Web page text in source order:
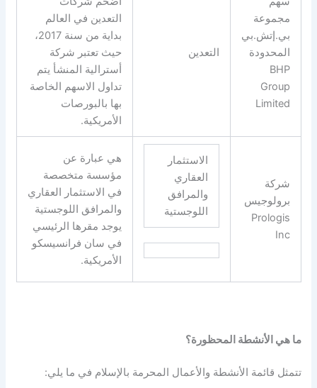
مجموعة
بي.إتش.بي
المحدودة
BHP
Group
Limited
التعدين
التعدين في العالم
بداية من سنة 2017،
حيث تعتبر شركة
أسترالية المنشأ يتم
تداول الاسهم الخاصة
بها بالبورصات
الأمريكية.
شركة
برولوجيس
Prologis
Inc
الاستثمار
العقاري
والمرافق
اللوجستية
هي عبارة عن
مؤسسة متخصصة
في الاستثمار العقاري
والمرافق اللوجستية
يوجد مقرها الرئيسي
في سان فرانسيسكو
الأمريكية.
ما هي الأنشطة المحظورة؟
تتمثل قائمة الأنشطة والأعمال المحرمة بالإسلام في ما يلي: